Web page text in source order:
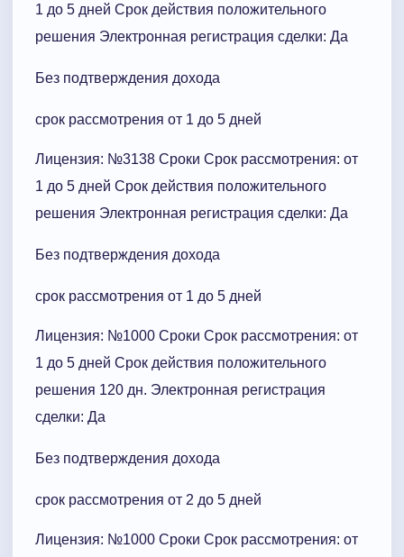
1 до 5 дней Срок действия положительного
решения Электронная регистрация сделки: Да
Без подтверждения дохода
срок рассмотрения от 1 до 5 дней
Лицензия: №3138 Сроки Cрок рассмотрения: от
1 до 5 дней Срок действия положительного
решения Электронная регистрация сделки: Да
Без подтверждения дохода
срок рассмотрения от 1 до 5 дней
Лицензия: №1000 Сроки Cрок рассмотрения: от
1 до 5 дней Срок действия положительного
решения 120 дн. Электронная регистрация
сделки: Да
Без подтверждения дохода
срок рассмотрения от 2 до 5 дней
Лицензия: №1000 Сроки Cрок рассмотрения: от